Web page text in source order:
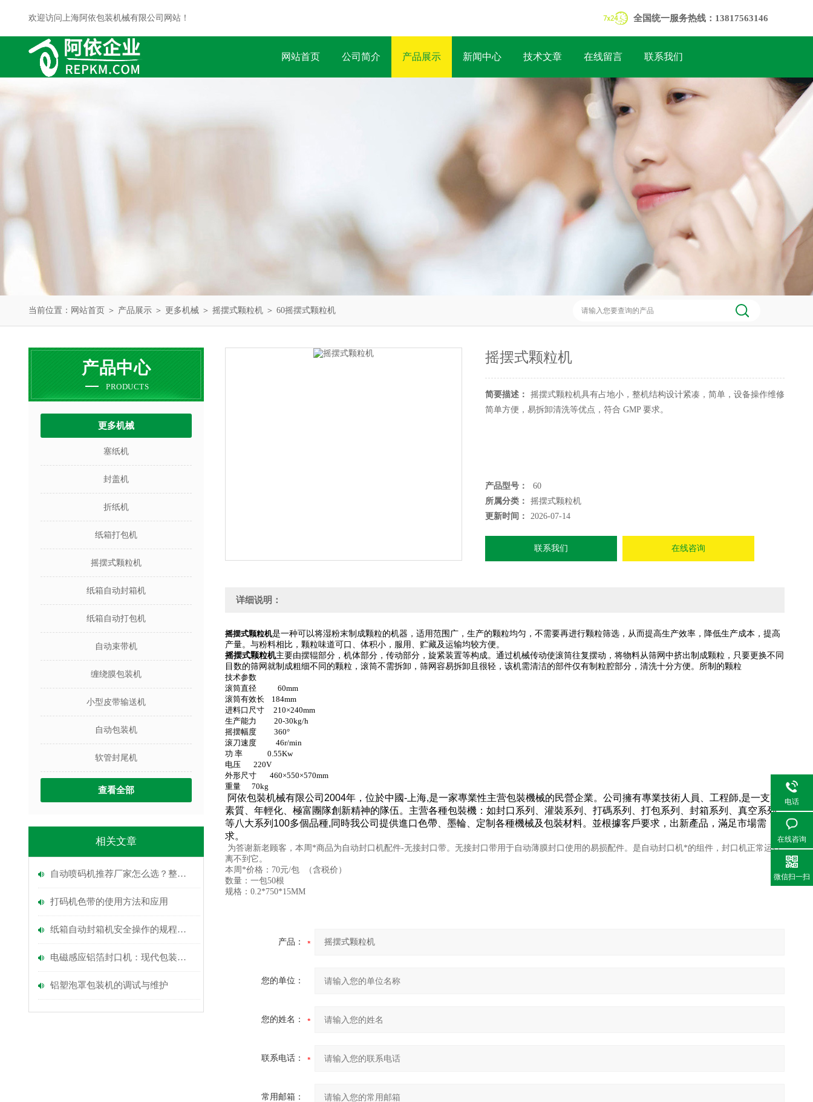
欢迎访问上海阿依包装机械有限公司网站！ 全国统一服务热线：13817563146
网站首页 公司简介 产品展示 新闻中心 技术文章 在线留言 联系我们
当前位置： 网站首页 ＞ 产品展示 ＞ 更多机械 ＞ 摇摆式颗粒机 ＞ 60摇摆式颗粒机
产品中心
PRODUCTS
更多机械
塞纸机
封盖机
折纸机
纸箱打包机
摇摆式颗粒机
纸箱自动封箱机
纸箱自动打包机
自动束带机
缠绕膜包装机
小型皮带输送机
自动包装机
软管封尾机
查看全部
相关文章
自动喷码机推荐厂家怎么选？整线配套能力别忽略
打码机色带的使用方法和应用
纸箱自动封箱机安全操作的规程注意点
电磁感应铝箔封口机：现代包装行业的科技仪器与效率提升者
铝塑泡罩包装机的调试与维护
摇摆式颗粒机
简要描述：
摇摆式颗粒机具有占地小，整机结构设计紧凑，简单，设备操作维修
简单方便，易拆卸清洗等优点，符合 GMP 要求。
产品型号：
60
所属分类：
摇摆式颗粒机
更新时间：
2026-07-14
联系我们 在线咨询
详细说明：
摇摆式颗粒机是一种可以将湿粉末制成颗粒的机器，适用范围广，生产的颗粒均匀，不需要再进行颗粒筛选，从而提高生产效率，降低生产成本，提高
产量。与粉料相比，颗粒味道可口、体积小，服用、贮藏及运输均较方便。
摇摆式颗粒机主要由摆辊部分，机体部分，传动部分，旋紧装置等构成。 通过机械传动使滚筒往复摆动，将物料从筛网中挤出制成颗粒，只要更换不同
目数的筛网就制成粗细不同的颗粒，滚筒不需拆卸，筛网容易拆卸且很轻，该机需清洁的部件仅有制粒腔部分，清洗十分方便。所制的颗粒
技术参数
滚筒直径 60mm
滚筒有效长 184mm
进料口尺寸 210×240mm
生产能力 20-30kg/h
摇摆幅度 360°
滚刀速度 46r/min
功 率 0.55Kw
电压 220V
外形尺寸 460×550×570mm
重量 70kg
阿依包裝机械有限公司2004年，位於中國-上海,是一家專業性主营包裝機械的民營企業。公司擁有專業技術人員、工程師,是一支高
素質、年輕化、極富團隊創新精神的隊伍。主营各種包裝機：如封口系列、灌裝系列、打碼系列、打包系列、封箱系列、真空系列
等八大系列100多個品種,同時我公司提供進口色帶、墨輪、定制各種機械及包裝材料。並根據客戶要求，出新產品，滿足市場需
求。
为答谢新老顾客，本周*商品为自动封口机配件-无接封口带。无接封口带用于自动薄膜封口使用的易损配件。是自动封口机*的组件，封口机正常运行
离不到它。
本周*价格：70元/包 （含税价）
数量：一包50根
规格：0.2*750*15MM
产品：
您的单位：
您的姓名：
联系电话：
常用邮箱：
电话
在线咨询
微信扫一扫